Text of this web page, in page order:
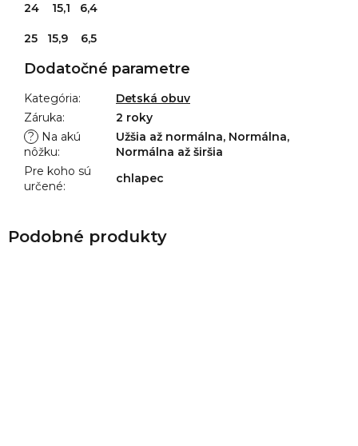
24 15,1 6,4
25 15,9 6,5
Dodatočné parametre
Kategória:
Detská obuv
Záruka:
2 roky
?
Na akú
nôžku:
Užšia až normálna, Normálna,
Normálna až širšia
Pre koho sú
určené:
chlapec